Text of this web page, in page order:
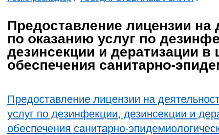
Предоставление лицензии на
по оказанию услуг по
дезинсекции и дератизации в
обеспечения санитарно-
Предоставление лицензии на
услуг по дезинфекции, дезинсекции и
обеспечения санитарно-